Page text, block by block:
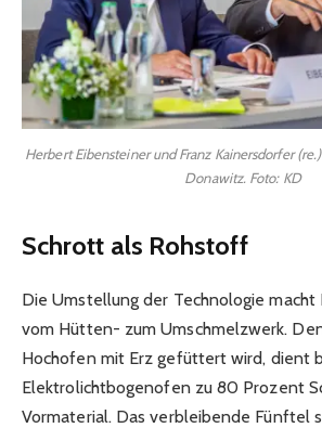
Herbert Eibensteiner und Franz Kainersdorfer
Donawitz. Foto: KD
Schrott als Rohstoff
Die Umstellung der Technologie
vom Hütten- zum Umschmelzwerk.
Hochofen mit Erz gefüttert wird, dient
Elektrolichtbogenofen zu 80 Prozent
Vormaterial. Das verbleibende Fünftel